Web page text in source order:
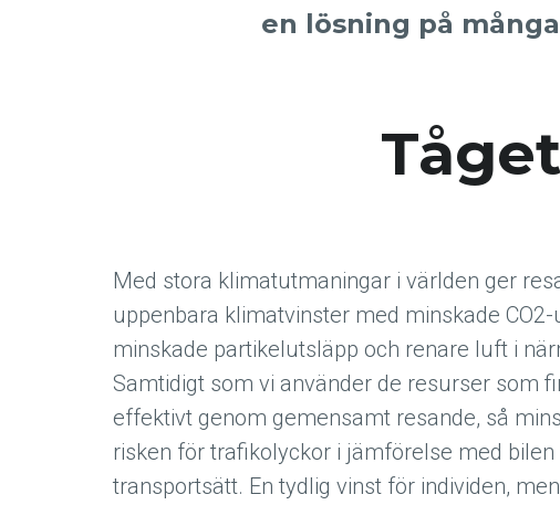
en lösning på
Med stora klimatutmaningar i världen ger
uppenbara klimatvinster med minskade CO2-
minskade partikelutsläpp och renare luft i
Samtidigt som vi använder de resurser som
effektivt genom gemensamt resande, så
risken för trafikolyckor i jämförelse med bilen
transportsätt. En tydlig vinst för individen,